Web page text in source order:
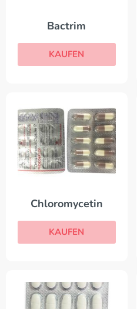
Bactrim
KAUFEN
Chloromycetin
KAUFEN